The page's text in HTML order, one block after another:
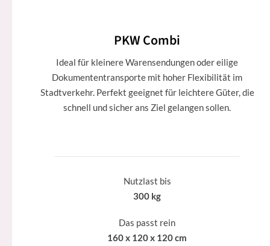
PKW Combi
Ideal für kleinere Warensendungen oder eilige
Dokumententransporte mit hoher Flexibilität im
Stadtverkehr. Perfekt geeignet für leichtere Güter, die
schnell und sicher ans Ziel gelangen sollen.
Nutzlast bis
300 kg
Das passt rein
160 x 120 x 120 cm